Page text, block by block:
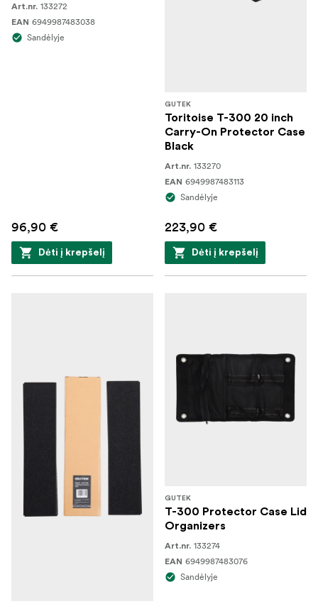
Art.nr. 133272
EAN 6949987483038
Sandėlyje
96,90 €
Dėti į krepšelį
GUTEK
Toritoise T-300 20 inch
Carry-On Protector Case
Black
Art.nr. 133270
EAN 6949987483113
Sandėlyje
223,90 €
Dėti į krepšelį
GUTEK
T-300 Protector Case Lid
Organizers
Art.nr. 133274
EAN 6949987483076
Sandėlyje